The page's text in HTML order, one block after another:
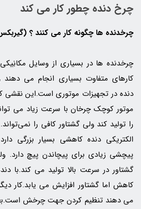
چرخ دنده چطور کار می کند
چرخدنده ها چگونه کار می کنند ؟
چرخدنده ها در بسیاری از وسایل
کارهای متفاوت بسیاری انجام می
دنده در تجهیزات موتوری است.این نقشی
موتور کوچک چرخان با سرعت زیاد می
را تولید کند ولی گشتاور کافی را
الکتریکی دنده کاهشی بسیار بزرگی
پیچشی زیادی برای پیچاندن پیچ دارد.
گشتاور در سرعت بالا تولید می کند.با
کاهش اما گشتاور افزایش می یابد.کار
می دهند تنظیم کردن جهت چرخش